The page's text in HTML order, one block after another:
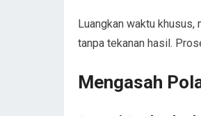
Luangkan waktu
tanpa tekanan hasil.
Mengasah